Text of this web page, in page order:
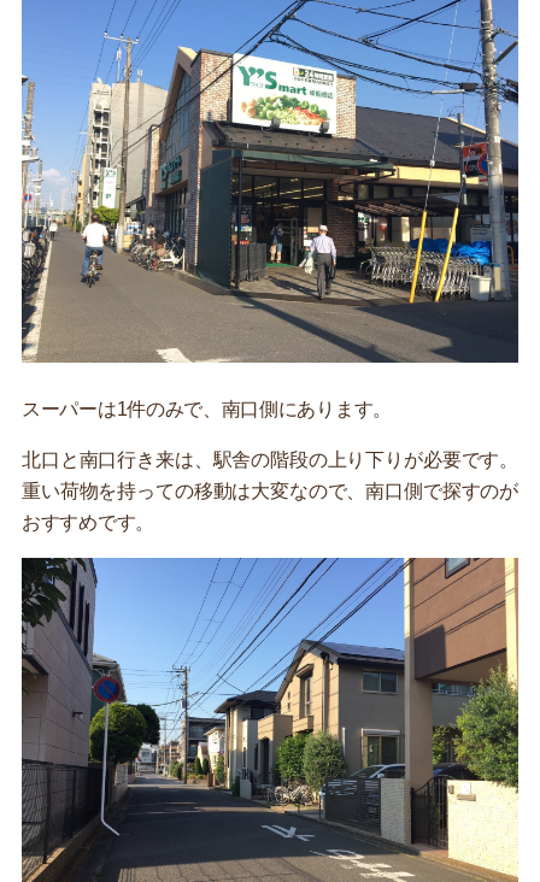
スーパーは1件のみで、南口側にあります。
北口と南口行き来は、駅舎の階段の上り下りが必要です。
重い荷物を持っての移動は大変なので、南口側で探すのが
おすすめです。